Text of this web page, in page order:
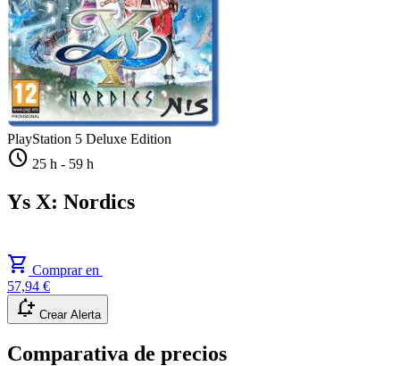
PlayStation 5 Deluxe Edition
schedule 25 h - 59 h
Ys X: Nordics
shopping_cart Comprar en
57,94 €
notification_add Crear Alerta
Comparativa de precios